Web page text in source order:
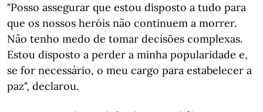
"Posso assegurar que estou disposto a tudo para
que os nossos heróis não continuem a morrer.
Não tenho medo de tomar decisões complexas.
Estou disposto a perder a minha popularidade e,
se for necessário, o meu cargo para estabelecer a
paz", declarou.